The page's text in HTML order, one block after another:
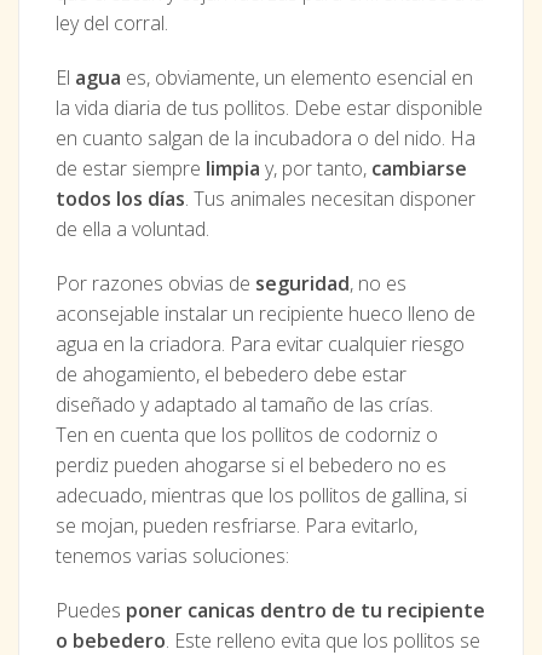
ley del corral.
El agua es, obviamente, un elemento esencial en
la vida diaria de tus pollitos. Debe estar disponible
en cuanto salgan de la incubadora o del nido. Ha
de estar siempre limpia y, por tanto, cambiarse
todos los días. Tus animales necesitan disponer
de ella a voluntad.
Por razones obvias de seguridad, no es
aconsejable instalar un recipiente hueco lleno de
agua en la criadora. Para evitar cualquier riesgo
de ahogamiento, el bebedero debe estar
diseñado y adaptado al tamaño de las crías.
Ten en cuenta que los pollitos de codorniz o
perdiz pueden ahogarse si el bebedero no es
adecuado, mientras que los pollitos de gallina, si
se mojan, pueden resfriarse. Para evitarlo,
tenemos varias soluciones:
Puedes poner canicas dentro de tu recipiente
o bebedero. Este relleno evita que los pollitos se